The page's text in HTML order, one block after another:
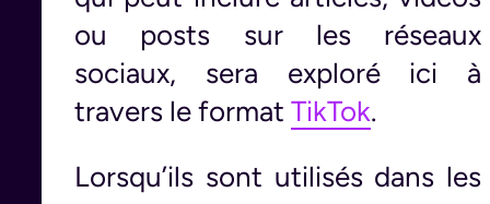
ou posts sur les réseaux
sociaux, sera exploré ici à
travers le format TikTok.
Lorsqu’ils sont utilisés dans les